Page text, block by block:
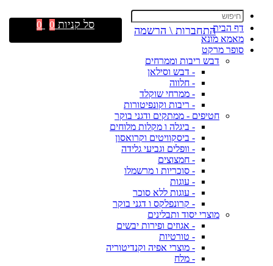
דף הבית
מאמא מונא
סופר מרקט
דבש ריבות וממרחים
- דבש וסילאן
- חלווה
- ממרחי שוקלד
- ריבות וקונפיטורות
חטיפים - ממתקים ודגני בוקר
- ביגלה ו מקלות מלוחים
- ביסקוויטים וקרואסון
- וופלים וגביעי גלידה
- חמצוצים
- סוכריות ו מרשמלו
- עוגות
- עוגות ללא סוכר
- קרונפלקס ו דגני בוקר
מוצרי יסוד ותבלינים
- אגוזים ופירות יבשים
- טורטיות
- מוצרי אפיה וקנדיטוריה
- מלח
התחברות \ הרשמה סל קניות 0
0